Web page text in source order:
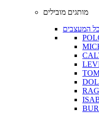
מותגים מובילים
כל המעצבים